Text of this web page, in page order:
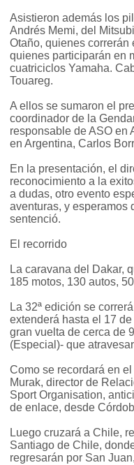
Asistieron además los
Andrés Memi, del
Otaño, quienes
quienes participarán en
cuatriciclos Yamaha.
Touareg.
A ellos se sumaron el
coordinador de la
responsable de ASO en
en Argentina, Carlos
En la presentación, el
reconocimiento a la
a dudas, otro evento
aventuras, y esperamos
sentenció.
El recorrido
La caravana del Dakar,
185 motos, 130 autos,
La 32ª edición se
extenderá hasta el 17
gran vuelta de cerca de
(Especial)- que
Como se recordará en
Murak, director de
Sport Organisation,
de enlace, desde
Luego cruzará a Chile,
Santiago de Chile,
regresarán por San